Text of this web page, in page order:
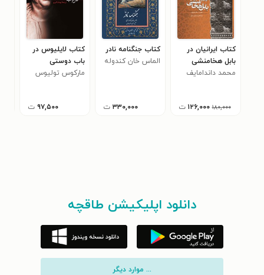
کتاب ایرانیان در
بابل هخامنشی
محمد داندامایف
۱۸۰,۰۰۰ ۱۲۶,۰۰۰ ت
کتاب جنگنامه نادر
الماس خان کندوله
۳۳۰,۰۰۰ ت
کتاب لایلیوس در
باب دوستی
مارکوس تولیوس
۹۷,۵۰۰ ت
دانلود اپلیکیشن طاقچه
... موارد دیگر